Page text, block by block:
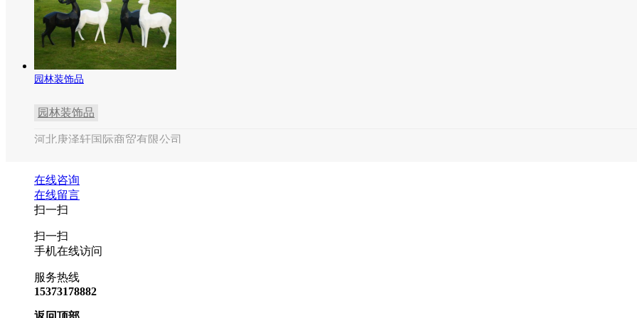
园林装饰品
园林装饰品
河北庚泽轩国际商贸有限公司
在线咨询
在线留言
扫一扫
扫一扫
手机在线访问
服务热线
15373178882